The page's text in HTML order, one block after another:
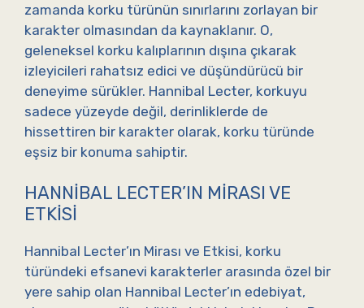
zamanda korku türünün sınırlarını zorlayan bir
karakter olmasından da kaynaklanır. O,
geleneksel korku kalıplarının dışına çıkarak
izleyicileri rahatsız edici ve düşündürücü bir
deneyime sürükler. Hannibal Lecter, korkuyu
sadece yüzeyde değil, derinliklerde de
hissettiren bir karakter olarak, korku türünde
eşsiz bir konuma sahiptir.
HANNIBAL LECTER’IN MIRASI VE
ETKISI
Hannibal Lecter’ın Mirası ve Etkisi, korku
türündeki efsanevi karakterler arasında özel bir
yere sahip olan Hannibal Lecter’ın edebiyat,